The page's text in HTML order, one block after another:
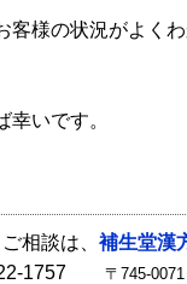
客様の状況がよく
幸いです。
相談は、 補生堂漢
22-1757
〒745-